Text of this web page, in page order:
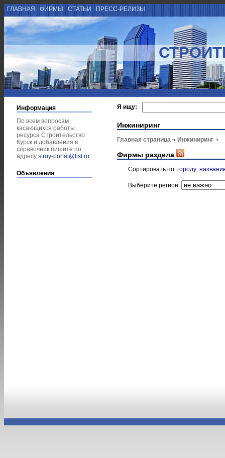
ГЛАВНАЯ ФИРМЫ СТАТЬИ ПРЕСС-РЕЛИЗЫ
Информация
По всем вопросам
касающихся работы
ресурса Строительство
Курск и добавления в
справочник пишите по
адресу stroy-portal@list.ru.
Объявления
Я ищу:
Инжиниринг
Главная страница Инжиниринг
Фирмы раздела
Сортировать по: городу
Выберите регион: